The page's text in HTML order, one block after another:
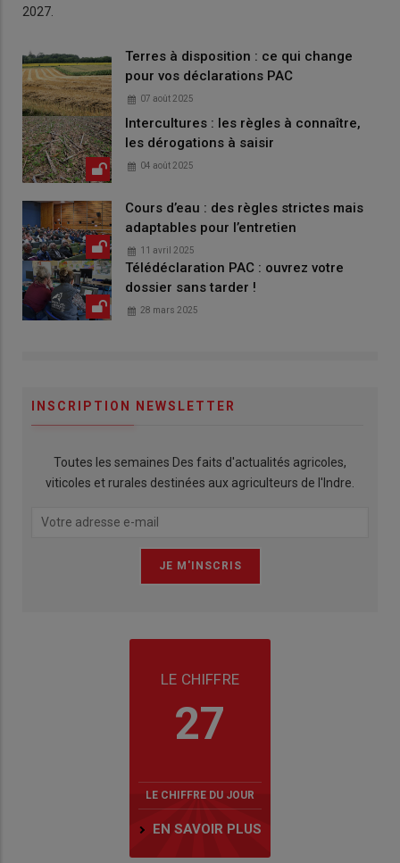
2027.
Terres à disposition : ce qui change
pour vos déclarations PAC
07 août 2025
Intercultures : les règles à connaître,
les dérogations à saisir
04 août 2025
Cours d’eau : des règles strictes mais
adaptables pour l’entretien
11 avril 2025
Télédéclaration PAC : ouvrez votre
dossier sans tarder !
28 mars 2025
INSCRIPTION NEWSLETTER
Toutes les semaines Des faits d'actualités agricoles,
viticoles et rurales destinées aux agriculteurs de l'Indre.
LE CHIFFRE
27
LE CHIFFRE DU JOUR
EN SAVOIR PLUS